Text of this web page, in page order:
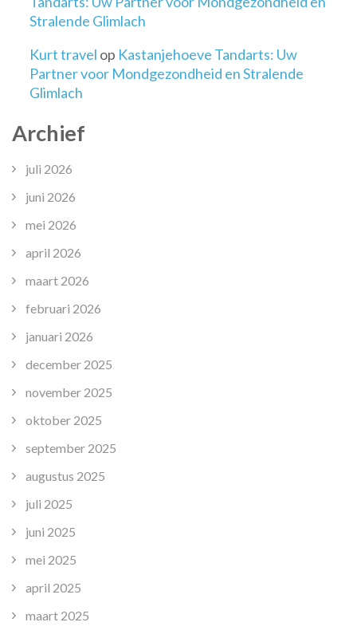
Stralende Glimlach
Kurt travel op Kastanjehoeve Tandarts: Uw
Partner voor Mondgezondheid en Stralende
Glimlach
Archief
juli 2026
juni 2026
mei 2026
april 2026
maart 2026
februari 2026
januari 2026
december 2025
november 2025
oktober 2025
september 2025
augustus 2025
juli 2025
juni 2025
mei 2025
april 2025
maart 2025